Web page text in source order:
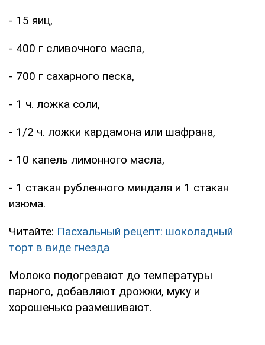
- 15 яиц,
- 400 г сливочного масла,
- 700 г сахарного песка,
- 1 ч. ложка соли,
- 1/2 ч. ложки кардамона или шафрана,
- 10 капель лимонного масла,
- 1 стакан рубленного миндаля и 1 стакан
изюма.
Читайте: Пасхальный рецепт: шоколадный
торт в виде гнезда
Молоко подогревают до температуры
парного, добавляют дрожжи, муку и
хорошенько размешивают.